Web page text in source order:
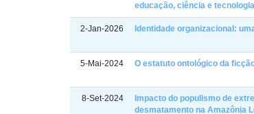
educação, ciência e
2-Jan-2026 Identidade organizacional:
5-Mai-2024 O estatuto ontológico da
8-Set-2024
Impacto do populismo de
desmatamento na Amazônia